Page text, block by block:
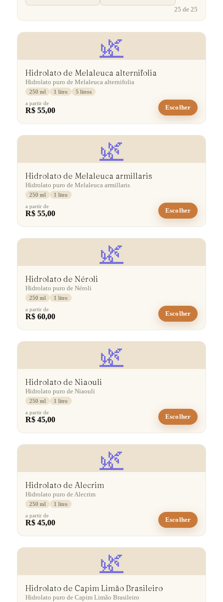
25 de25
🌿
Hidrolato de Melaleuca alternifolia
Hidrolato puro de Melaleuca alternifolia
250 ml 1 litro
5 litros
a partir de
R$ 55,00 Escolher
🌿
Hidrolato de Melaleuca armillaris
Hidrolato puro de Melaleuca armillaris
250 ml
1 litro
a partir de
R$ 55,00 Escolher
🌿
Hidrolato de Néroli
Hidrolato puro de Néroli
250 ml
1 litro
a partir de
R$ 60,00 Escolher
🌿
Hidrolato de Niaouli
Hidrolato puro de Niaouli
250 ml
1 litro
a partir de
R$ 45,00 Escolher
🌿
Hidrolato de Alecrim
Hidrolato puro de Alecrim
250 ml
1 litro
a partir de
R$ 45,00 Escolher
🌿
Hidrolato de Capim Limão Brasileiro
Hidrolato puro de Capim Limão Brasileiro